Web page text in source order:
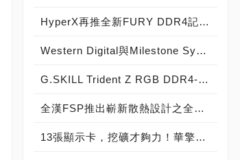
HyperX再推全新FURY DDR4記憶體 Predator DDR4容量同步升級
Western Digital與Milestone Systems合作推出適合企業及消費者使用的影像監控解決方案
G.SKILL Trident Z RGB DDR4-4266 16GB套裝正式登場，芝奇展現RGB LED超頻記憶體模組水流幻光燈效視覺饗宴！
全漢FSP推出嶄新散熱設計之全模組化電源Hydro G系列產品
13張顯示卡，挖礦才夠力！華擎ASRock H110 Pro BTC+主機板強勢席捲礦場